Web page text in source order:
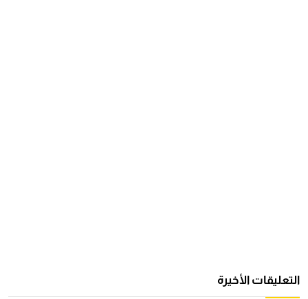
التعليقات الأخيرة